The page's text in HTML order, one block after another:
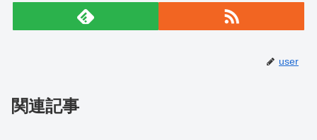
user
関連記事